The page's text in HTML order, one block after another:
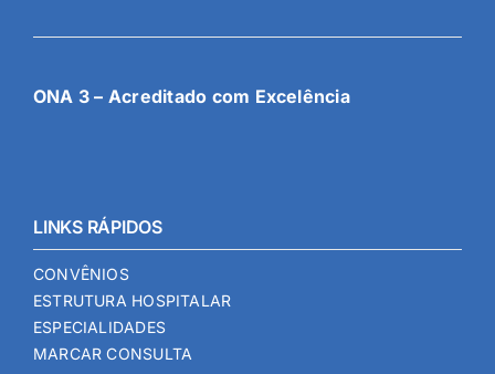
ONA 3 – Acreditado com Excelência
LINKS RÁPIDOS
CONVÊNIOS
ESTRUTURA HOSPITALAR
ESPECIALIDADES
MARCAR CONSULTA